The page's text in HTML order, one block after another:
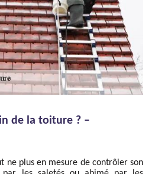
de la toiture ? –
ne plus en mesure de contrôler son